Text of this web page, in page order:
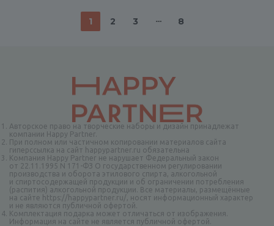
1 2 3 8
Авторское право на творческие наборы и дизайн принадлежат
компании Happy Partner.
При полном или частичном копировании материалов сайта
гиперссылка на сайт happypartner.ru обязательна
Компания Happy Partner не нарушает Федеральный закон
от 22.11.1995 N 171-ФЗ О государственном регулировании
производства и оборота этилового спирта, алкогольной
и спиртосодержащей продукции и об ограничении потребления
(распития) алкогольной продукции. Все материалы, размещённые
на сайте https://happypartner.ru/, носят информационный характер
и не являются публичной офертой.
Комплектация подарка может отличаться от изображения.
Информация на сайте не является публичной офертой.